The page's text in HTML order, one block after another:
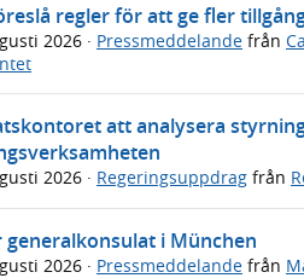
regler för att ge fler
2026 · Pressmeddelande från
att analysera
2026 · Regeringsuppdrag från
generalkonsulat i München
2026 · Pressmeddelande från